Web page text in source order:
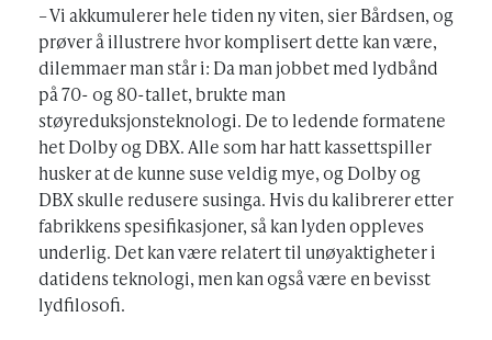
– Vi akkumulerer hele tiden ny viten, sier Bårdsen, og
prøver å illustrere hvor komplisert dette kan være,
dilemmaer man står i: Da man jobbet med lydbånd
på 70- og 80-tallet, brukte man
støyreduksjonsteknologi. De to ledende formatene
het Dolby og DBX. Alle som har hatt kassettspiller
husker at de kunne suse veldig mye, og Dolby og
DBX skulle redusere susinga. Hvis du kalibrerer etter
fabrikkens spesifikasjoner, så kan lyden oppleves
underlig. Det kan være relatert til unøyaktigheter i
datidens teknologi, men kan også være en bevisst
lydfilosofi.